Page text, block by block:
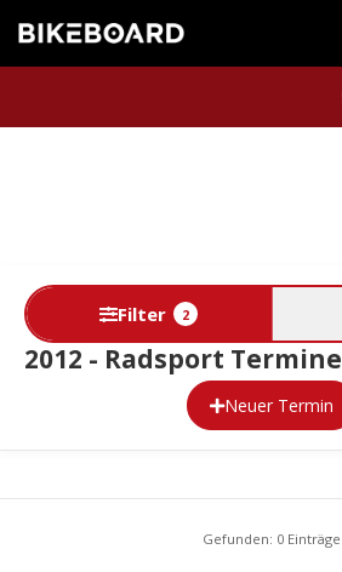
Filter 2
2012 - Radsport Termine
Neuer Termin
Gefunden: 0 Einträge